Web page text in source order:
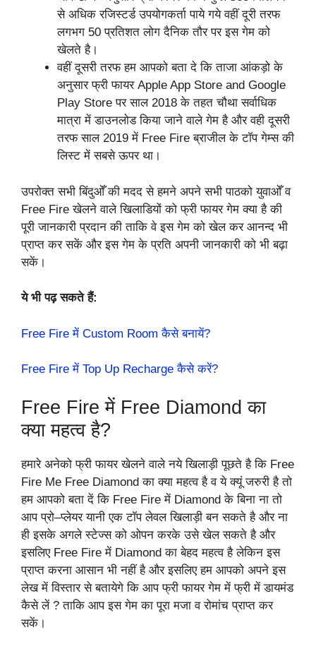
से अधिक रजिस्टर्ड उपयोगकर्ता पाये गये वहीं दूरी तरफ
लगभग 50 प्रतिशत लोग दैनिक तौर पर इस गेम को
खेलते है।
वहीं दूसरी तरफ हम आपको बता दे कि ताजा आंकड़ो के
अनुसार फ्री फायर Apple App Store and Google
Play Store पर साल 2018 के तहत चौथा सर्वाधिक
मात्रा में डाउनलोड किया जाने वाले गेम है और वही दूसरी
तरफ साल 2019 में Free Fire ब्राजील के टॉप गेम्स की
लिस्ट में सबसे ऊपर था।
उपरोक्त सभी बिंदुओँ की मदद से हमने अपने सभी पाठको युवाओँ व
Free Fire खेलने वाले खिलाडियों को फ्री फायर गेम क्या है की
पूरी जानकारी प्रदान की ताकि वे इस गेम को खेल कर आनन्द भी
प्राप्त कर सकें और इस गेम के प्रति अपनी जानकारी को भी बढ़ा
सकें।
ये भी पढ़ सकते हैं:
Free Fire में Custom Room कैसे बनायें?
Free Fire में Top Up Recharge कैसे करें?
Free Fire में Free Diamond का
क्या महत्व है?
हमारे अनेको फ्री फायर खेलने वाले नये खिलाड़ी पूछते है कि Free
Fire Me Free Diamond का क्या महत्व है व ये क्यूं जरुरी है तो
हम आपको बता दें कि Free Fire में Diamond के बिना ना तो
आप प्रो–प्लेयर यानी एक टॉप लेवल खिलाड़ी बन सकते है और ना
ही इसके अगले स्टेज्स को ओपन करके उसे खेल सकते है और
इसलिए Free Fire में Diamond का बेहद महत्व है लेकिन इस
प्राप्त करना आसान भी नहीं है और इसलिए हम आपको अपने इस
लेख में विस्तार से बतायेगे कि आप फ्री फायर गेम में फ्री में डायमंड
कैसे लें ? ताकि आप इस गेम का पूरा मजा व रोमांच प्राप्त कर
सकें।